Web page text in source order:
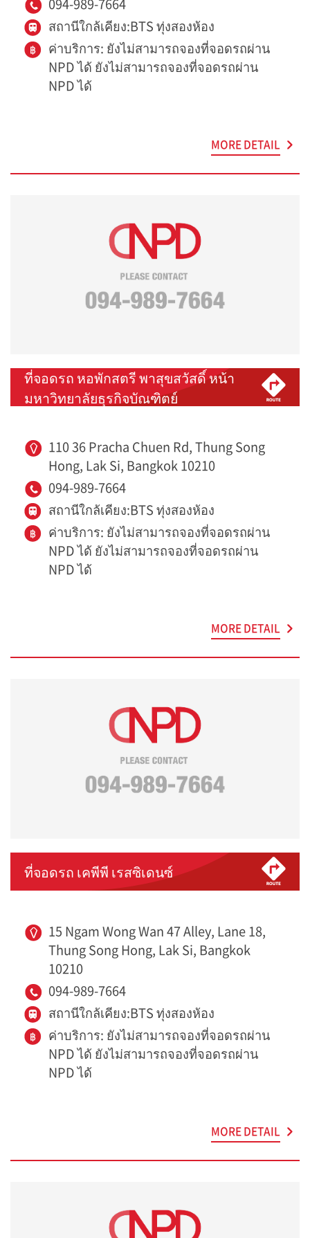
094-989-7664
สถานีใกล้เคียง:BTS ทุ่งสองห้อง
ค่าบริการ: ยังไม่สามารถจองที่จอดรถผ่าน
NPD ได้ ยังไม่สามารถจองที่จอดรถผ่าน
NPD ได้
MORE DETAIL
ที่จอดรถ หอพักสตรี พาสุขสวัสดิ์ หน้า
มหาวิทยาลัยธุรกิจบัณฑิตย์
110 36 Pracha Chuen Rd, Thung Song
Hong, Lak Si, Bangkok 10210
094-989-7664
สถานีใกล้เคียง:BTS ทุ่งสองห้อง
ค่าบริการ: ยังไม่สามารถจองที่จอดรถผ่าน
NPD ได้ ยังไม่สามารถจองที่จอดรถผ่าน
NPD ได้
MORE DETAIL
ที่จอดรถ เคพีพี เรสซิเดนซ์
15 Ngam Wong Wan 47 Alley, Lane 18,
Thung Song Hong, Lak Si, Bangkok
10210
094-989-7664
สถานีใกล้เคียง:BTS ทุ่งสองห้อง
ค่าบริการ: ยังไม่สามารถจองที่จอดรถผ่าน
NPD ได้ ยังไม่สามารถจองที่จอดรถผ่าน
NPD ได้
MORE DETAIL